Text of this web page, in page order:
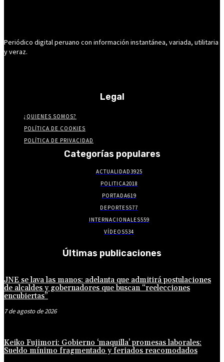
Periódico digital peruano con información instantánea, variada, utilitaria
y veraz.
Legal
¿QUIENES SOMOS?
POLÍTICA DE COOKIES
POLÍTICA DE PRIVACIDAD
Categorías populares
ACTUALIDAD3925
POLITICA2018
PORTADA619
DEPORTES577
INTERNACIONALES559
VÍDEOS534
Últimas publicaciones
JNE se lava las manos: adelanta que admitirá postulaciones
de alcaldes y gobernadores que buscan “reelecciones
encubiertas”
7 de agosto de 2026
Keiko Fujimori: Gobierno ‘maquilla’ promesas laborales:
Sueldo mínimo fragmentado y feriados reacomodados